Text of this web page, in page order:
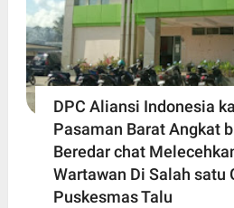
DPC Aliansi Indonesia
Pasaman Barat Angkat
Beredar chat
Wartawan Di Salah satu
Puskesmas Talu